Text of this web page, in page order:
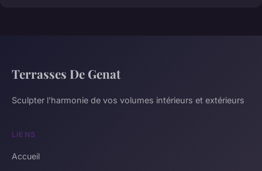
Terrasses De Genat
Sculpter l'harmonie de vos volumes intérieurs et extérieurs
LIENS
Accueil